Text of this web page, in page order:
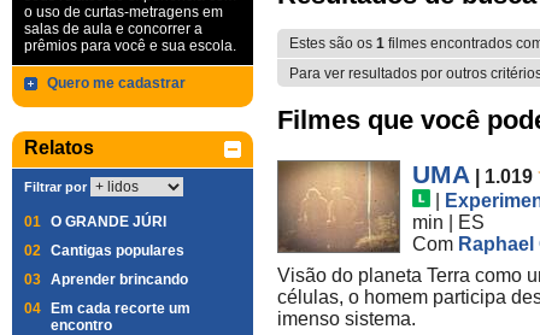
o uso de curtas-metragens em
salas de aula e concorrer a
prêmios para você e sua escola.
Quero me cadastrar
Relatos
Filtrar por
01 O GRANDE JÚRI
02 Cantigas populares
03 Aprender brincando
04
Em cada recorte um
encontro
Estes são os 1 filmes encontrados
Para ver resultados por outros
Filmes que você
UMA
| 1.019
min
ES
Com Raphael
Visão do planeta Terra como
células, o homem participa
imenso sistema.